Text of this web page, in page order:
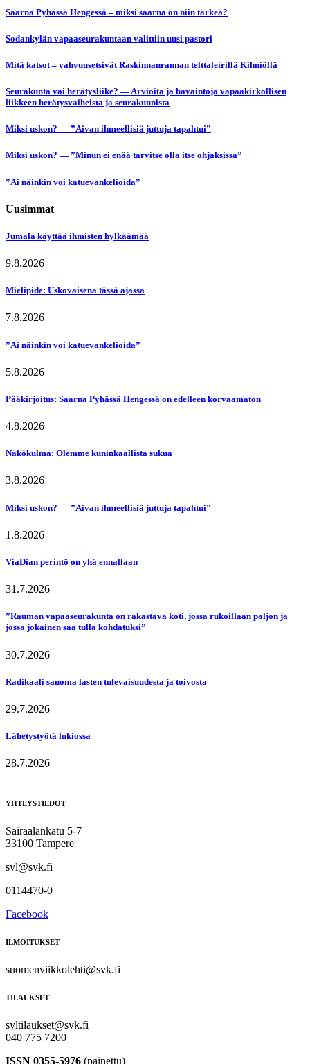
Saarna Pyhässä Hengessä – miksi saarna on niin tärkeä?
Sodankylän vapaaseurakuntaan valittiin uusi pastori
Mitä katsot – vahvuusetsivät Raskinnanrannan telttaleirillä Kihniöllä
Seurakunta vai herätysliike? — Arvioita ja havaintoja vapaakirkollisen
liikkeen herätysvaiheista ja seurakunnista
Miksi uskon? — ”Aivan ihmeellisiä juttuja tapahtui”
Miksi uskon? — ”Minun ei enää tarvitse olla itse ohjaksissa”
”Ai näinkin voi katuevankelioida”
Uusimmat
Jumala käyttää ihmisten hylkäämää
9.8.2026
Mielipide: Uskovaisena tässä ajassa
7.8.2026
”Ai näinkin voi katuevankelioida”
5.8.2026
Pääkirjoitus: Saarna Pyhässä Hengessä on edelleen korvaamaton
4.8.2026
Näkökulma: Olemme kuninkaallista sukua
3.8.2026
Miksi uskon? — ”Aivan ihmeellisiä juttuja tapahtui”
1.8.2026
ViaDian perintö on yhä ennallaan
31.7.2026
”Rauman vapaaseurakunta on rakastava koti, jossa rukoillaan paljon ja
jossa jokainen saa tulla kohdatuksi”
30.7.2026
Radikaali sanoma lasten tulevaisuudesta ja toivosta
29.7.2026
Lähetystyötä lukiossa
28.7.2026
YHTEYSTIEDOT
Sairaalankatu 5-7
33100 Tampere
svl@svk.fi
0114470-0
Facebook
ILMOITUKSET
suomenviikkolehti@svk.fi
TILAUKSET
svltilaukset@svk.fi
040 775 7200
ISSN 0355-5976 (painettu)